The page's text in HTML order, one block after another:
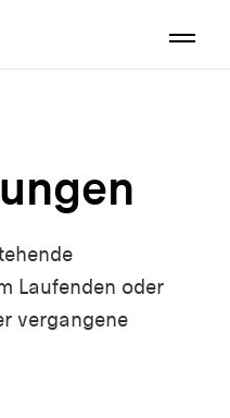
Laufenden oder
vergangene